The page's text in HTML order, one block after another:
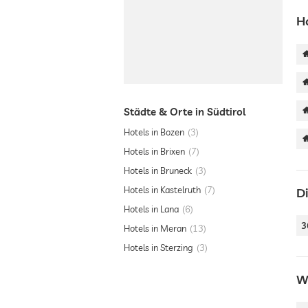
Städte & Orte in Südtirol
Hotels in Bozen
3
Hotels in Brixen
7
Hotels in Bruneck
3
Hotels in Kastelruth
7
Hotels in Lana
6
Hotels in Meran
13
Hotels in Sterzing
3